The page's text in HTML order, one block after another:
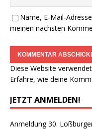
Name, E-Mail-
meinen nächsten
Diese Website
Erfahre, wie deine
JETZT ANMELDEN!
Anmeldung 30.